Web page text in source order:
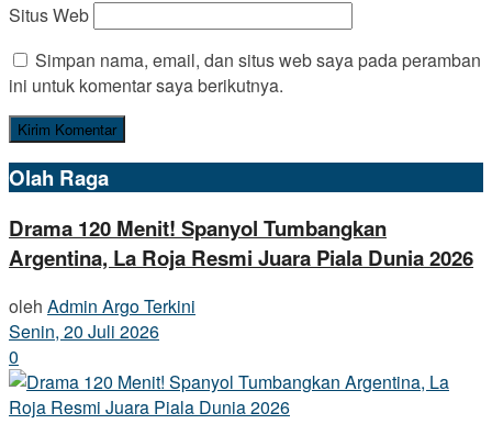
Situs Web
Simpan nama, email, dan situs web saya pada peramban
ini untuk komentar saya berikutnya.
Olah Raga
Drama 120 Menit! Spanyol Tumbangkan
Argentina, La Roja Resmi Juara Piala Dunia 2026
oleh Admin Argo Terkini
Senin, 20 Juli 2026
0